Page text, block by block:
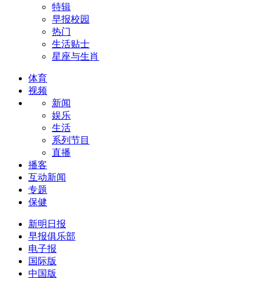
特辑
早报校园
热门
生活贴士
星座与生肖
体育
视频
新闻
娱乐
生活
系列节目
直播
播客
互动新闻
专题
保健
新明日报
早报俱乐部
电子报
国际版
中国版